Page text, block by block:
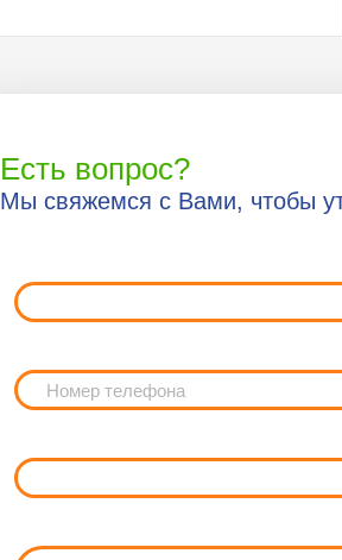
Есть вопрос?
Мы свяжемся с Вами, чтобы